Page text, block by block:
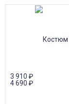
3 910 ₽
4 690 ₽